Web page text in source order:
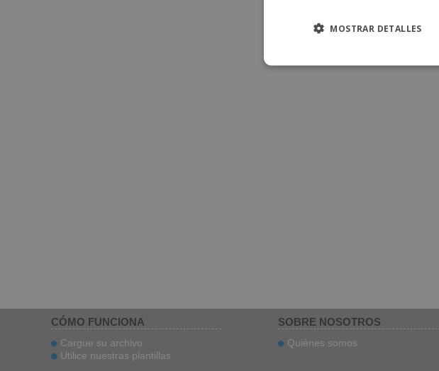
CÓMO FUNCIONA
Cargue su archivo
Utilice nuestras plantillas
SOBRE NOSOTROS
Quiénes somos
MOSTRAR DETALLES